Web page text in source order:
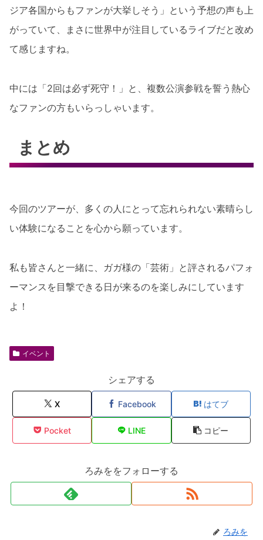
ジア各国からもファンが大挙しそう」という予想の声も上
がっていて、まさに世界中が注目しているライブだと改め
て感じますね。
中には「2回は必ず死守！」と、複数公演参戦を誓う熱心
なファンの方もいらっしゃいます。
まとめ
今回のツアーが、多くの人にとって忘れられない素晴らし
い体験になることを心から願っています。
私も皆さんと一緒に、ガガ様の「芸術」と評されるパフォ
ーマンスを目撃できる日が来るのを楽しみにしています
よ！
イベント
シェアする
X Facebook はてブ
Pocket LINE コピー
ろみををフォローする
ろみを